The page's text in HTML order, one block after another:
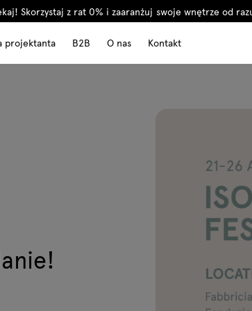
Skorzystaj z rat 0% i zaaranżuj swoje wnętrze od
projektanta B2B O nas Kontakt